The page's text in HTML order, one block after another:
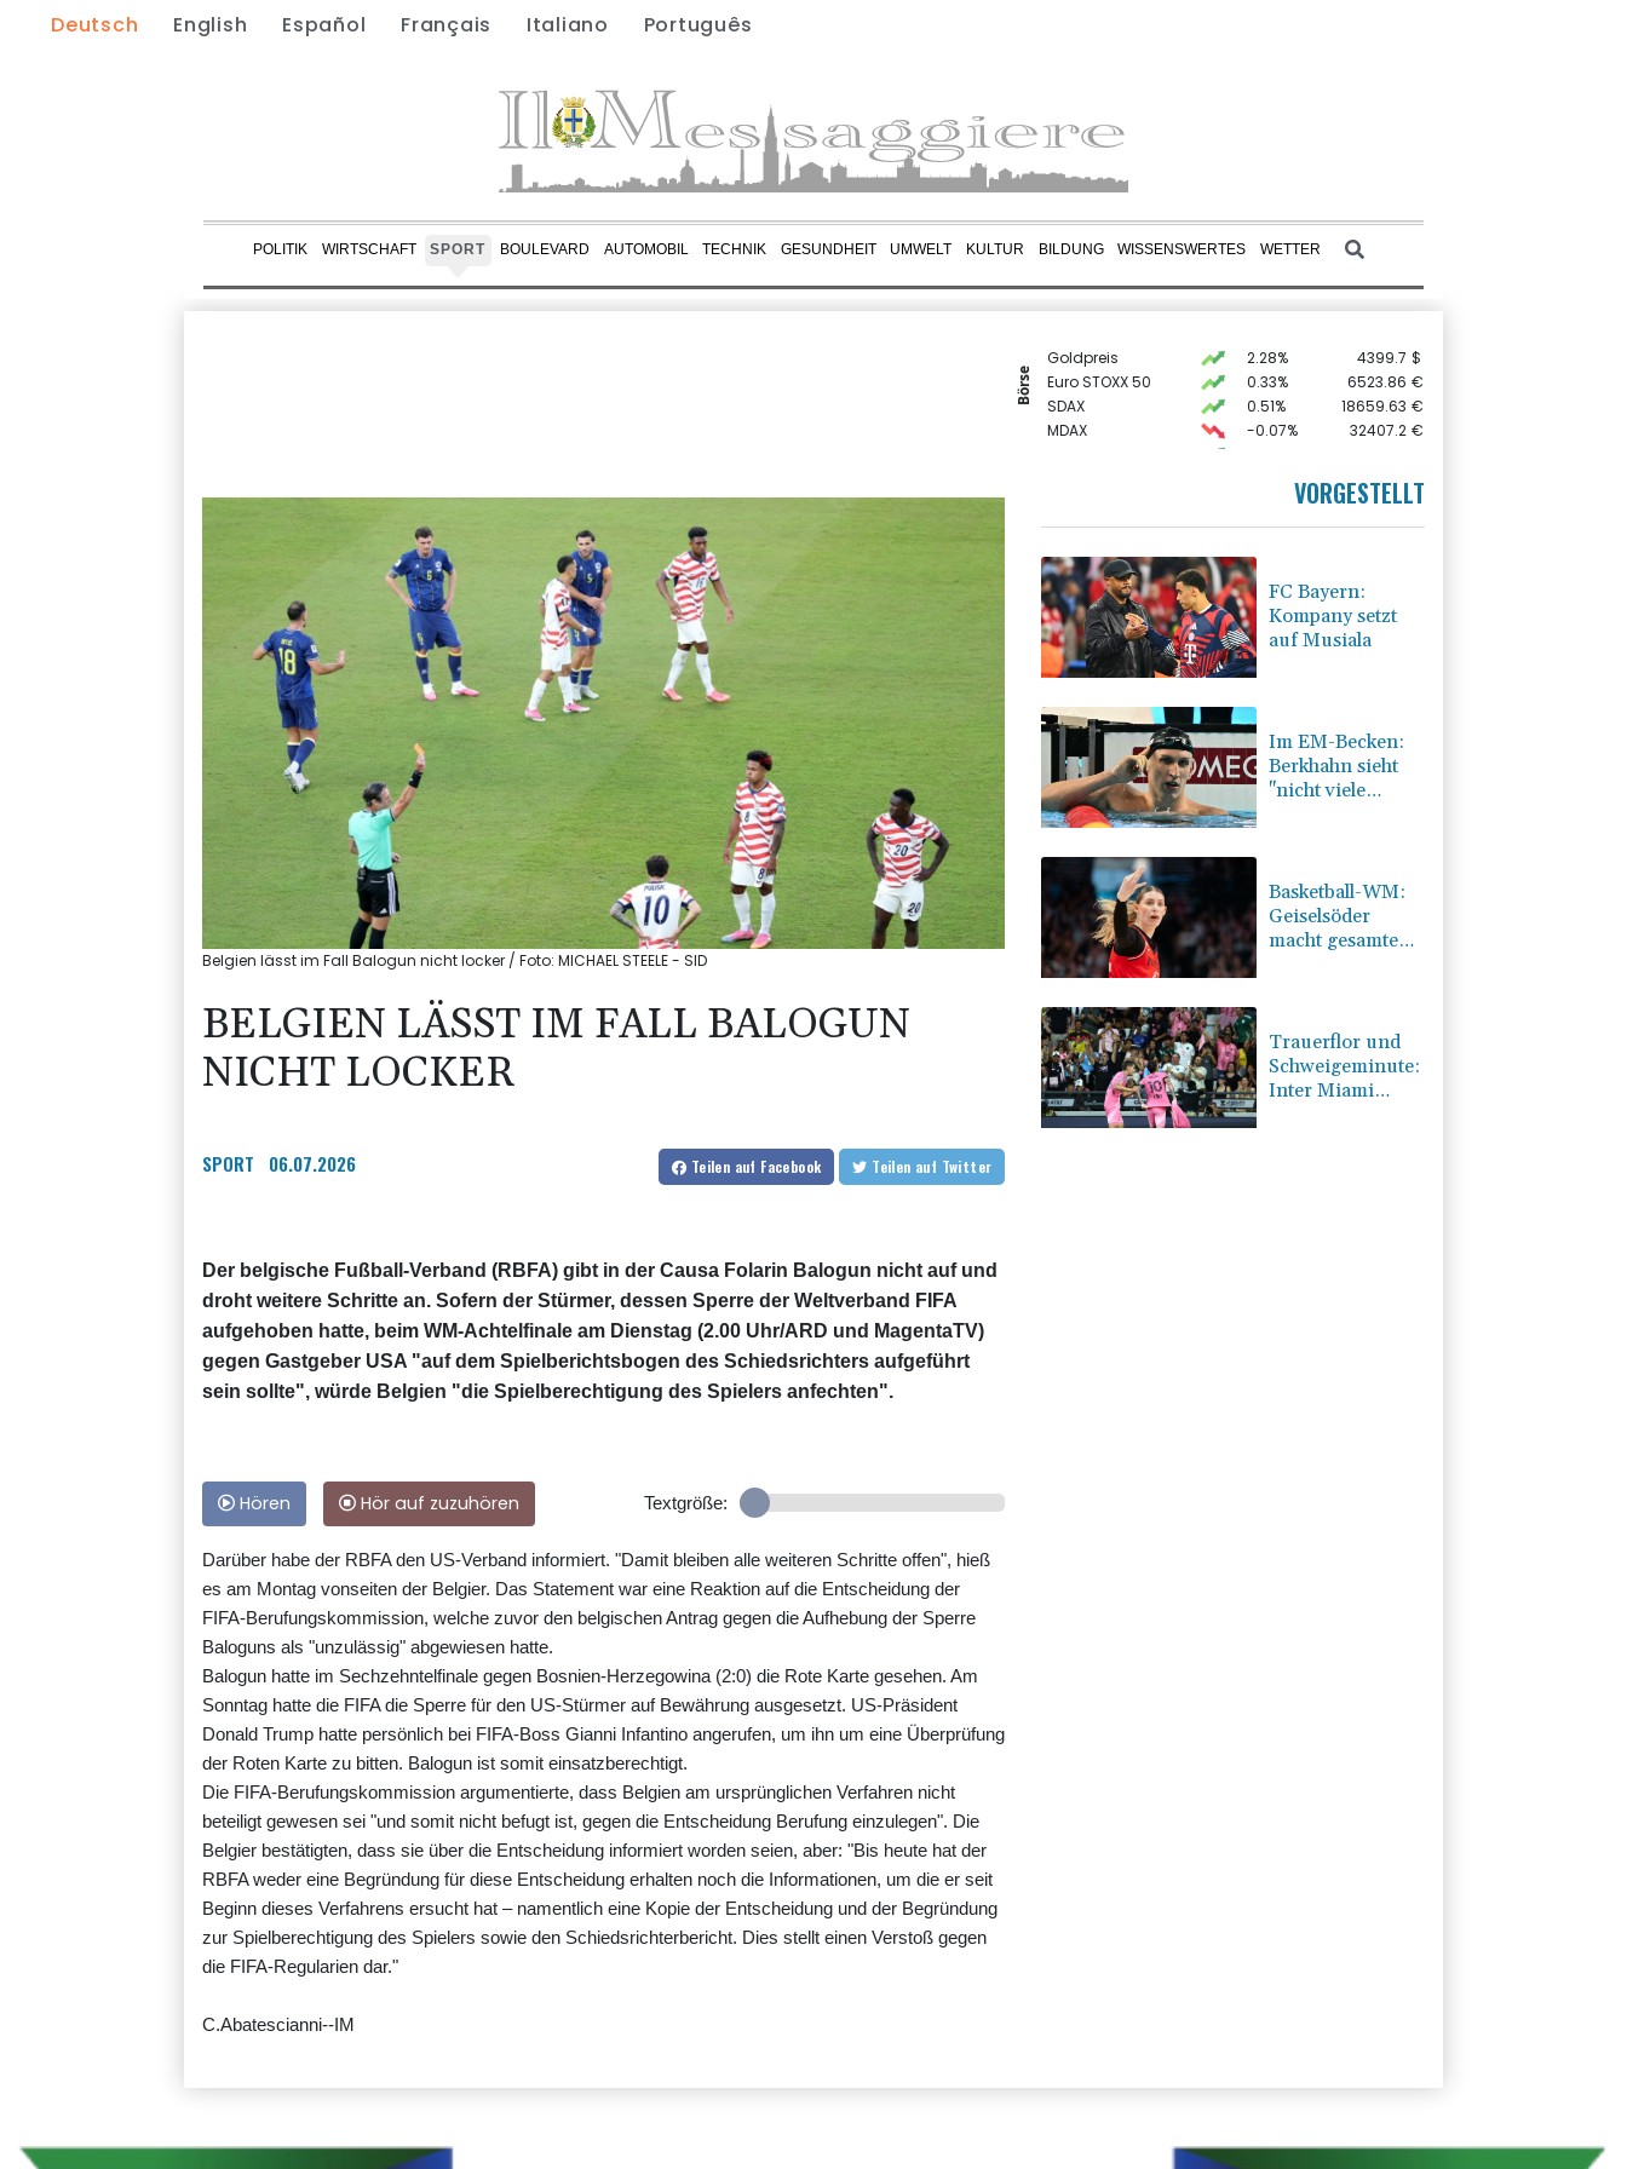
Deutsch English Español Français Italiano Português
POLITIK WIRTSCHAFT SPORT BOULEVARD AUTOMOBIL TECHNIK GESUNDHEIT UMWELT KULTUR BILDUNG WISSENSWERTES WETTER
Börse
Goldpreis 2.28% 4399.7 $
Euro STOXX 50
0.33% 6523.86 €
SDAX
0.51% 18659.63 €
MDAX
-0.07% 32407.2 €
26319.45 €
1.1562 $
Belgien lässt im Fall Balogun nicht locker / Foto: MICHAEL STEELE - SID
BELGIEN LÄSST IM FALL BALOGUN
NICHT LOCKER
SPORT 06.07.2026 Teilen auf Facebook Teilen auf Twitter
Der belgische Fußball-Verband (RBFA) gibt in der Causa Folarin Balogun nicht auf und
droht weitere Schritte an. Sofern der Stürmer, dessen Sperre der Weltverband FIFA
aufgehoben hatte, beim WM-Achtelfinale am Dienstag (2.00 Uhr/ARD und MagentaTV)
gegen Gastgeber USA "auf dem Spielberichtsbogen des Schiedsrichters aufgeführt
sein sollte", würde Belgien "die Spielberechtigung des Spielers anfechten".
Hören Hör auf zuzuhören Textgröße:
Darüber habe der RBFA den US-Verband informiert. "Damit bleiben alle weiteren Schritte offen", hieß
es am Montag vonseiten der Belgier. Das Statement war eine Reaktion auf die Entscheidung der
FIFA-Berufungskommission, welche zuvor den belgischen Antrag gegen die Aufhebung der Sperre
Baloguns als "unzulässig" abgewiesen hatte.
Balogun hatte im Sechzehntelfinale gegen Bosnien-Herzegowina (2:0) die Rote Karte gesehen. Am
Sonntag hatte die FIFA die Sperre für den US-Stürmer auf Bewährung ausgesetzt. US-Präsident
Donald Trump hatte persönlich bei FIFA-Boss Gianni Infantino angerufen, um ihn um eine Überprüfung
der Roten Karte zu bitten. Balogun ist somit einsatzberechtigt.
Die FIFA-Berufungskommission argumentierte, dass Belgien am ursprünglichen Verfahren nicht
beteiligt gewesen sei "und somit nicht befugt ist, gegen die Entscheidung Berufung einzulegen". Die
Belgier bestätigten, dass sie über die Entscheidung informiert worden seien, aber: "Bis heute hat der
RBFA weder eine Begründung für diese Entscheidung erhalten noch die Informationen, um die er seit
Beginn dieses Verfahrens ersucht hat – namentlich eine Kopie der Entscheidung und der Begründung
zur Spielberechtigung des Spielers sowie den Schiedsrichterbericht. Dies stellt einen Verstoß gegen
die FIFA-Regularien dar."
C.Abatescianni--IM
VORGESTELLT
FC Bayern:
Kompany setzt
auf Musiala
Im EM-Becken:
Berkhahn sieht
"nicht viele
Basketball-WM:
Geiselsöder
macht gesamte
Trauerflor und
Schweigeminute:
Inter Miami